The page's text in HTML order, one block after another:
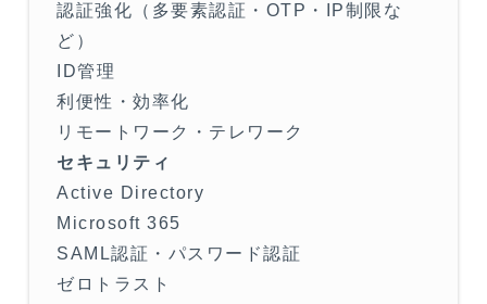
認証強化（多要素認証・OTP・IP制限な
ど）
ID管理
利便性・効率化
リモートワーク・テレワーク
セキュリティ
Active Directory
Microsoft 365
SAML認証・パスワード認証
ゼロトラスト